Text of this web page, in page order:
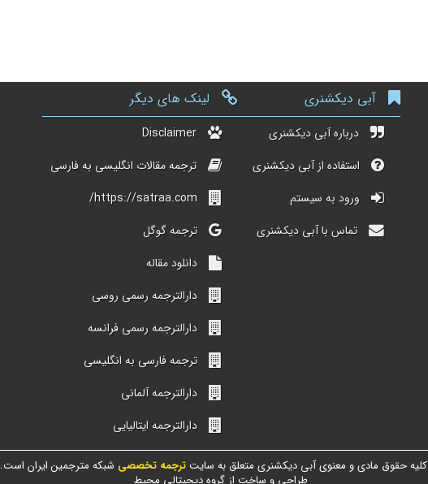
آبی دیکشنری
درباره آبی دیکشنری
استفاده از آبی دیکشنری
ورود به سیستم
تماس با آبی دیکشنری
لینک های دیگر
Disclaimer
ترجمه مقالات انگلیسی به فارسی
https://satraa.com/
ترجمه گوگل
دانلود مقاله
دارالترجمه رسمی روسی
دارالترجمه رسمی فرانسه
ترجمه فارسی به انگلیسی
دارالترجمه آلمانی
دارالترجمه ایتالیایی
کلیه حقوق مادی و معنوی آبی دیکشنری متعلق به سایتترجمه تخصصی شبکه مترجمین ایران است.
طراحی و ساخت از گروه دیجیتالی محیط